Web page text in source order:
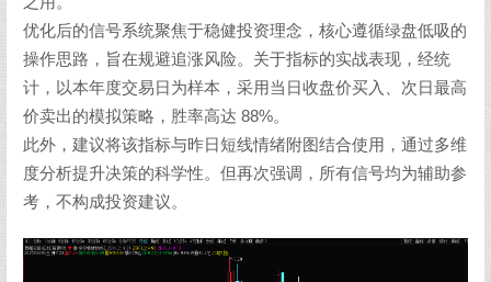
优化后的信号系统聚焦于稳健投资理念，核心遵循绿盘低吸的
操作思路，旨在规避追涨风险。关于指标的实战表现，经统
计，以本年度交易日为样本，采用当日收盘价买入、次日最高
价卖出的模拟策略，胜率高达 88%。
此外，建议将该指标与昨日短线情绪附图结合使用，通过多维
度分析提升决策的科学性。但再次强调，所有信号均为辅助参
考，不构成投资建议。